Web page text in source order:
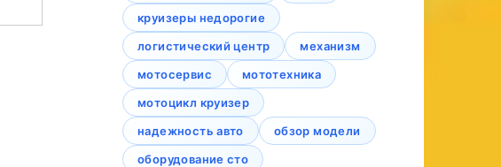
круизеры недорогие
логистический центр
механизм
мотосервис
мототехника
мотоцикл круизер
надежность авто
обзор модели
оборудование сто